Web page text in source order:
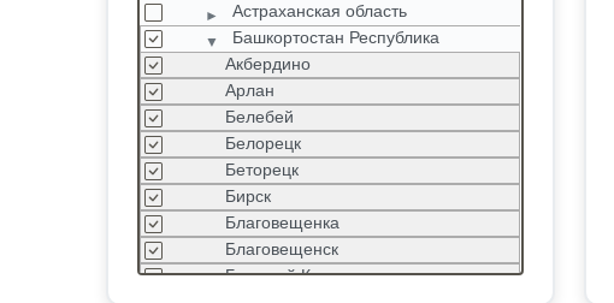
Астраханская область
Башкортостан Республика
Акбердино
Арлан
Белебей
Белорецк
Беторецк
Бирск
Благовещенка
Благовещенск
Большой Куганак